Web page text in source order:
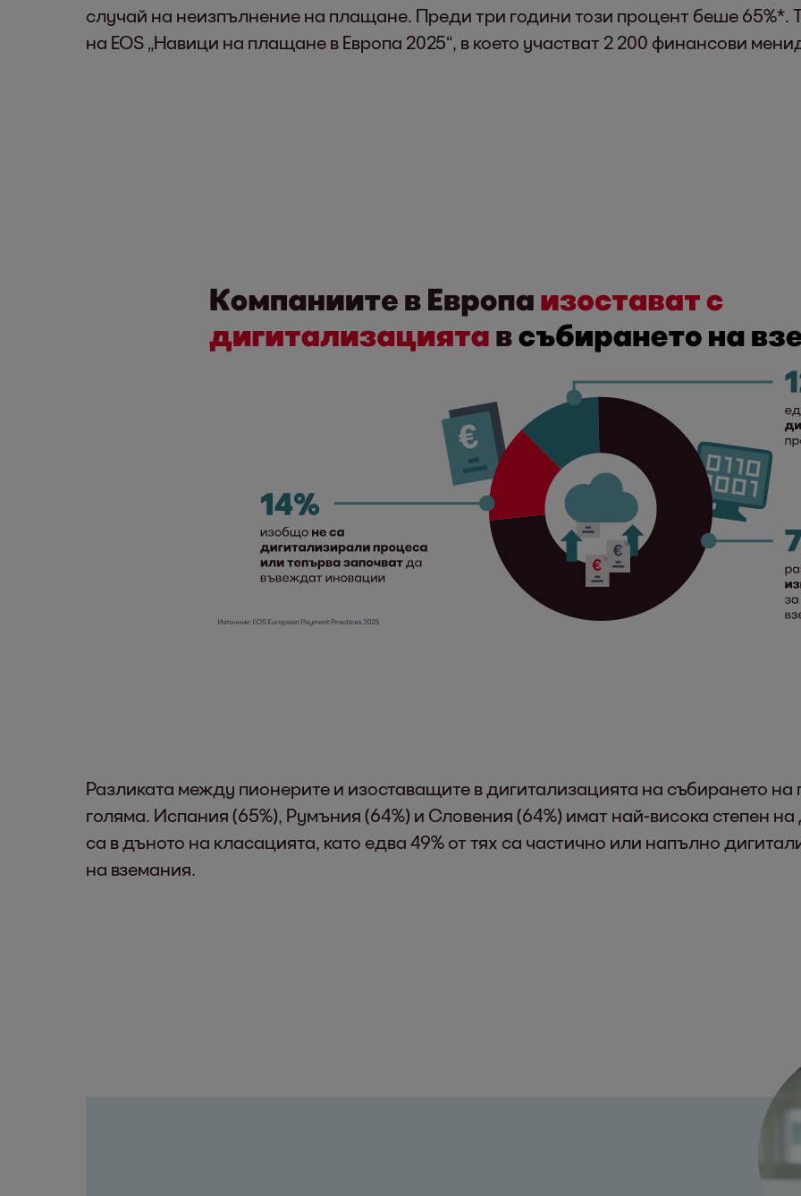
случай на неизпълнение на плащане. Преди три години този процент беше 65%*.
на EOS „Навици на плащане в Европа 2025“, в което участват 2 200 финансови
Разликата между пионерите и изоставащите в дигитализацията на събирането на
голяма. Испания (65%), Румъния (64%) и Словения (64%) имат най-висока степен
са в дъното на класацията, като едва 49% от тях са частично или напълно
на вземания.